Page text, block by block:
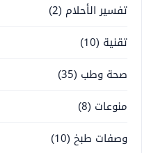
تفسير الأحلام (2)
تقنية (10)
صحة وطب (35)
منوعات (8)
وصفات طبخ (10)